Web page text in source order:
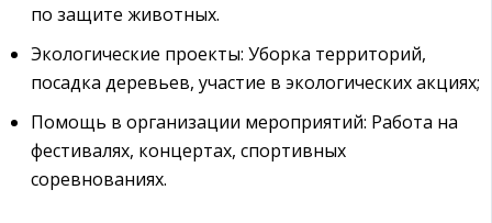
по защите животных.
Экологические проекты: Уборка территорий,
посадка деревьев, участие в экологических акциях;
Помощь в организации мероприятий: Работа на
фестивалях, концертах, спортивных
соревнованиях.